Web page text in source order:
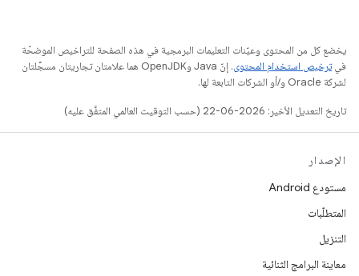
يخضع كل من المحتوى وعيّنات التعليمات البرمجية في هذه الصفحة للتراخيص الموضحّة
فيترخيص استخدام المحتوى
. إنّ Java وOpenJDK هما علامتان تجاريتان مسجَّلتان
لشركة Oracle و/أو الشركات التابعة لها.
تاريخ التعديل الأخير: 2026-06-22 (حسب التوقيت العالمي المتفَّق عليه)
الإصدار
مستودع Android
المتطلّبات
التنزيل
معاينة البرامج الثنائية